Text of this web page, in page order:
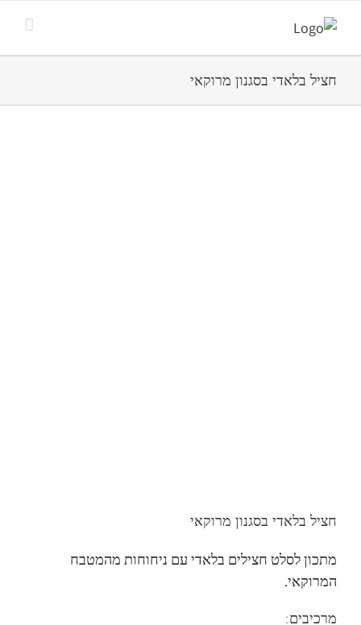
חציל בלאדי בסגנון מרוקאי
חציל בלאדי בסגנון מרוקאי
מתכון לסלט חצילים בלאדי עם ניחוחות מהמטבח
המרוקאי.
מרכיבים: